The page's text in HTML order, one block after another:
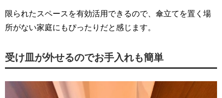
限られたスペースを有効活用できるので、傘立てを置く場
所がない家庭にもぴったりだと感じます。
受け皿が外せるのでお手入れも簡単